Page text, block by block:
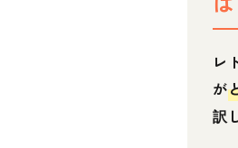
レ
が
訳